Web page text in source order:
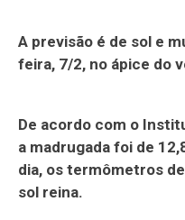
A previsão é de sol e
feira, 7/2, no ápice do
De acordo com o
a madrugada foi de
dia, os termômetros
sol reina.